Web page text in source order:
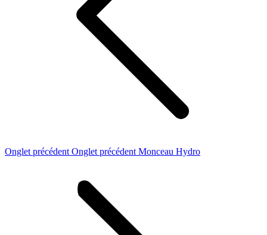
Onglet précédent Onglet précédent Monceau Hydro